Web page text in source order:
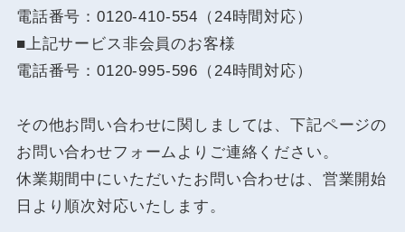
電話番号：0120-410-554（24時間対応）
■上記サービス非会員のお客様
電話番号：0120-995-596（24時間対応）
その他お問い合わせに関しましては、下記ページの
お問い合わせフォームよりご連絡ください。
休業期間中にいただいたお問い合わせは、営業開始
日より順次対応いたします。